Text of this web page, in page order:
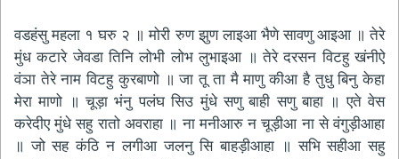
वडहंसु महला १ घरु २ ॥ मोरी रुण झुण लाइआ भैणे सावणु आइआ ॥ तेरे
मुंध कटारे जेवडा तिनि लोभी लोभ लुभाइआ ॥ तेरे दरसन विटहु खंनीऐ
वंञा तेरे नाम विटहु कुरबाणो ॥ जा तू ता मै माणु कीआ है तुधु बिनु केहा
मेरा माणो ॥ चूड़ा भंनु पलंघ सिउ मुंधे सणु बाही सणु बाहा ॥ एते वेस
करेदीए मुंधे सहु रातो अवराहा ॥ ना मनीआरु न चूड़ीआ ना से वंगुड़ीआहा
॥ जो सह कंठि न लगीआ जलनु सि बाहड़ीआहा ॥ सभि सहीआ सहु